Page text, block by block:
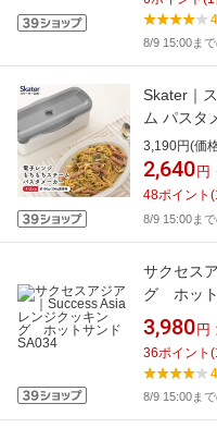
4
8/9 15:00ま
Skater｜
ム パスタ
3,190円(価
2,640 円
48ポイント (
8/9 15:00ま
サクセス
グ ホッ
3,980 円
36ポイント (
4
8/9 15:00ま